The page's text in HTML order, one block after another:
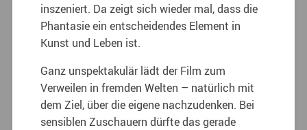
inszeniert. Da zeigt sich wieder mal, dass die
Phantasie ein entscheidendes Element in
Kunst und Leben ist.
Ganz unspektakulär lädt der Film zum
Verweilen in fremden Welten – natürlich mit
dem Ziel, über die eigene nachzudenken. Bei
sensiblen Zuschauern dürfte das gerade